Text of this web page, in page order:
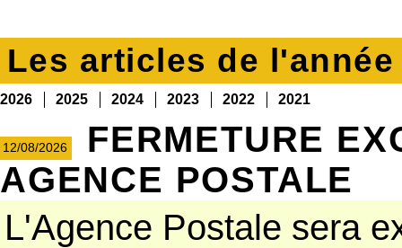
Les articles de
2026 2025 2024 2023 2022 2021
12/08/2026
FERMETURE
AGENCE POSTALE
L'Agence Postale sera